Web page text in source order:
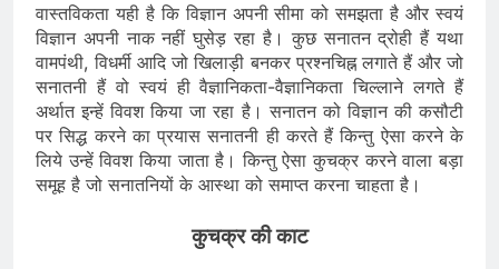
वास्तविकता यही है कि विज्ञान अपनी सीमा को समझता है और स्वयं
विज्ञान अपनी नाक नहीं घुसेड़ रहा है। कुछ सनातन द्रोही हैं यथा
वामपंथी, विधर्मी आदि जो खिलाड़ी बनकर प्रश्नचिह्न लगाते हैं और जो
सनातनी हैं वो स्वयं ही वैज्ञानिकता-वैज्ञानिकता चिल्लाने लगते हैं
अर्थात इन्हें विवश किया जा रहा है। सनातन को विज्ञान की कसौटी
पर सिद्ध करने का प्रयास सनातनी ही करते हैं किन्तु ऐसा करने के
लिये उन्हें विवश किया जाता है। किन्तु ऐसा कुचक्र करने वाला बड़ा
समूह है जो सनातनियों के आस्था को समाप्त करना चाहता है।
कुचक्र की काट